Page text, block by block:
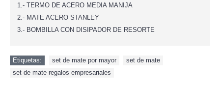
1.- TERMO DE ACERO MEDIA MANIJA
2.- MATE ACERO STANLEY
3.- BOMBILLA CON DISIPADOR DE RESORTE
Etiquetas: set de mate por mayor set de mate
set de mate regalos empresariales